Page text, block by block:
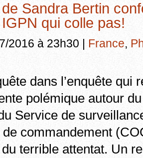
Sandra Bertin
qui colle pas!
2016 à 23h30 | France,
dans l’enquête qui
polémique autour
Service de
de commandement
terrible attentat. Un